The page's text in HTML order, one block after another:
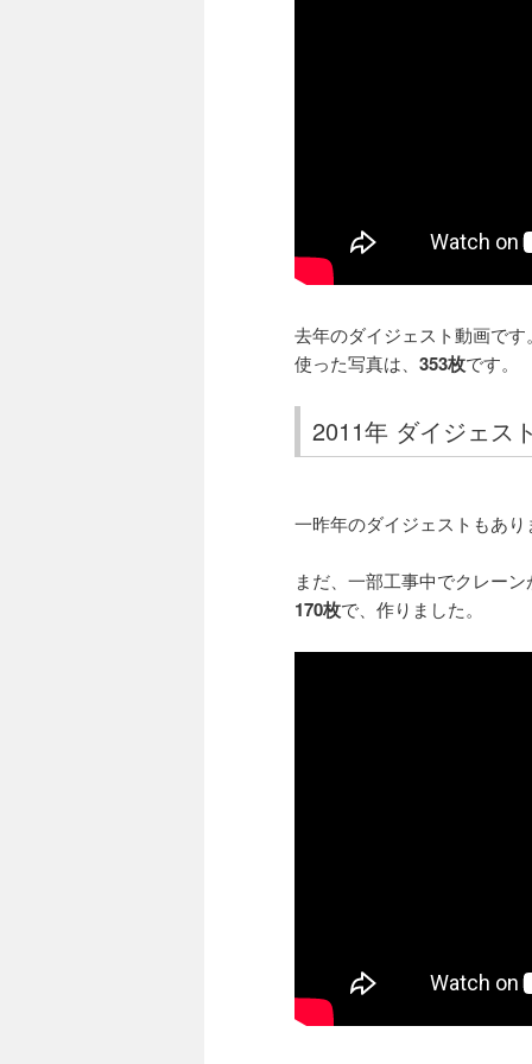
去年のダイジェスト動画です。
使った写真は、 353枚です。
2011年 ダイジェスト
一昨年のダイジェストもあり
まだ、一部工事中でクレーン
170枚で、作りました。